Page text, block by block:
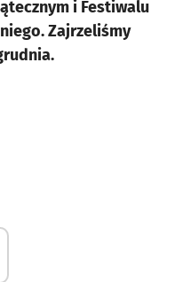
i Festiwalu
Zajrzeliśmy